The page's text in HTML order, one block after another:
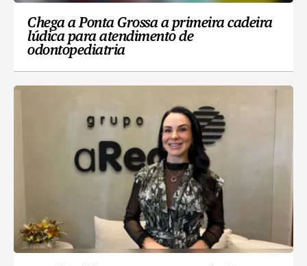
Chega a Ponta Grossa a primeira cadeira
lúdica para atendimento de
odontopediatria